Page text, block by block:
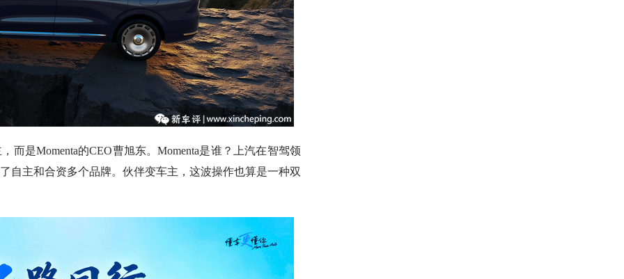
而是Momenta的CEO曹旭东。Momenta是谁？上汽在智驾领
自主和合资多个品牌。伙伴变车主，这波操作也算是一种双